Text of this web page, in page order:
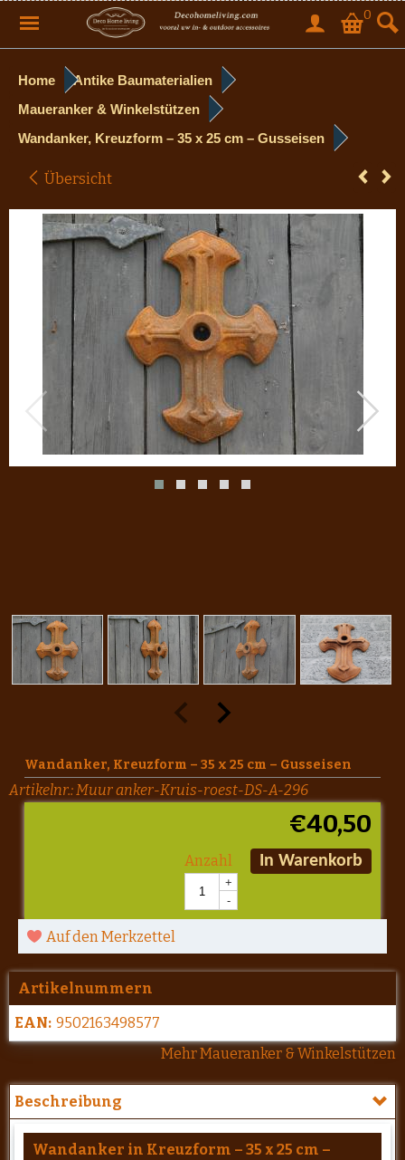
0
Home
Antike Baumaterialien
Maueranker & Winkelstützen
Wandanker, Kreuzform – 35 x 25 cm – Gusseisen
Übersicht
Wandanker, Kreuzform – 35 x 25 cm – Gusseisen
Artikelnr.: Muur anker-Kruis-roest-DS-A-296
€40,50
Anzahl
+
-
In Warenkorb
Auf den Merkzettel
Artikelnummern
EAN: 9502163498577
Mehr Maueranker & Winkelstützen
Beschreibung
Wandanker in Kreuzform – 35 x 25 cm –